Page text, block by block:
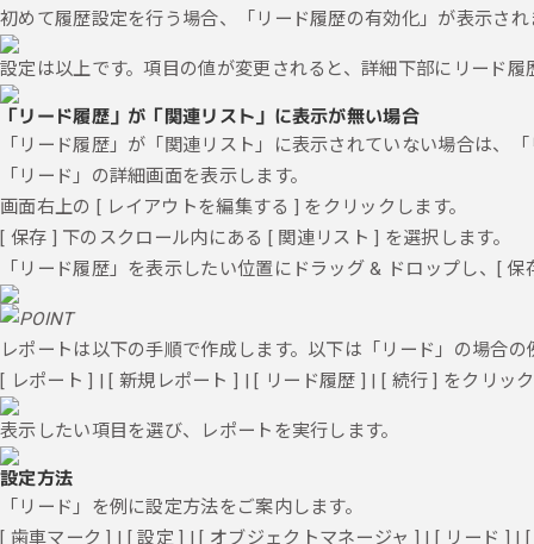
初めて履歴設定を行う場合、「リード履歴の有効化」が表示さ
設定は以上です。項目の値が変更されると、詳細下部にリード履
「リード履歴」が「関連リスト」に表示が無い場合
「リード履歴」が「関連リスト」に表示されていない場合は、
「リード」の詳細画面を表示します。
画面右上の [ レイアウトを編集する ] をクリックします。
[ 保存 ] 下のスクロール内にある [ 関連リスト ] を選択します。
「リード履歴」を表示したい位置にドラッグ & ドロップし、[
レポートは以下の手順で作成します。以下は「リード」の場合の
[ レポート ] | [ 新規レポート ] | [ リード履歴 ] | [ 続行 ] をクリッ
表示したい項目を選び、レポートを実行します。
設定方法
「リード」を例に設定方法をご案内します。
[ 歯車マーク ] | [ 設定 ] | [ オブジェクトマネージャ ] | [ リード ]